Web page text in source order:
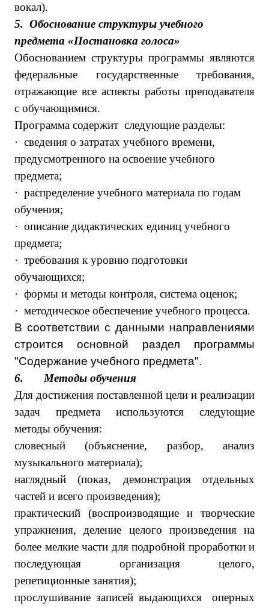
вокал).
5. Обоснование структуры учебного
предмета «Постановка голоса»
Обоснованием структуры программы являются
федеральные государственные требования,
отражающие все аспекты работы преподавателя
с обучающимися.
Программа содержит следующие разделы:
· сведения о затратах учебного времени,
предусмотренного на освоение учебного
предмета;
· распределение учебного материала по годам
обучения;
· описание дидактических единиц учебного
предмета;
· требования к уровню подготовки
обучающихся;
· формы и методы контроля, система оценок;
· методическое обеспечение учебного процесса.
В соответствии с данными направлениями
строится основной раздел программы
"Содержание учебного предмета".
6.
Методы обучения
Для достижения поставленной цели и реализации
задач предмета используются следующие
методы обучения:
словесный (объяснение, разбор, анализ
музыкального материала);
наглядный (показ, демонстрация отдельных
частей и всего произведения);
практический (воспроизводящие и творческие
упражнения, деление целого произведения на
более мелкие части для подробной проработки и
последующая организация целого,
репетиционные занятия);
прослушивание записей выдающихся оперных